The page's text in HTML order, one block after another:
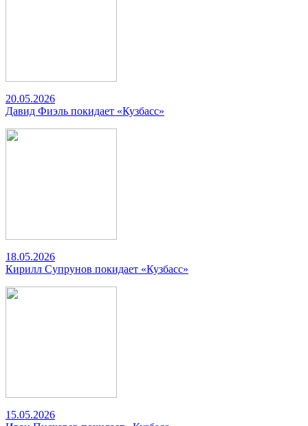
20.05.2026
Давид Фиэль покидает «Кузбасс»
18.05.2026
Кирилл Супрунов покидает «Кузбасс»
15.05.2026